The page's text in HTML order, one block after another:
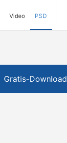
Video PSD
Gratis-Download